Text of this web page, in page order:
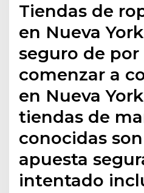
Tiendas de
en Nueva
seguro de
comenzar a
en Nueva
tiendas de
conocidas
apuesta
intentado